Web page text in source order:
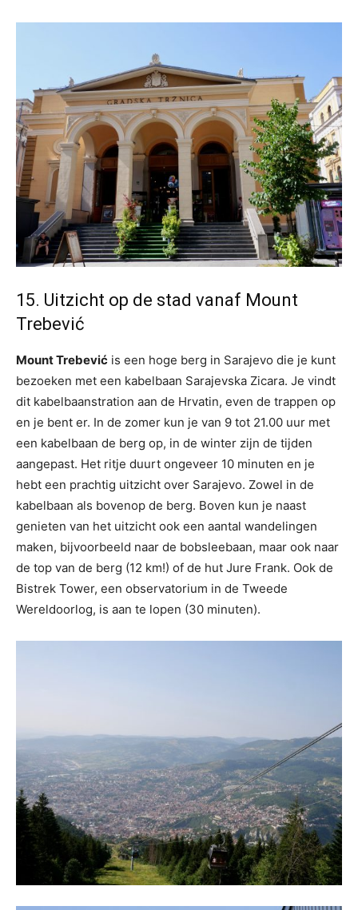
15. Uitzicht op de stad vanaf Mount
Trebević
Mount Trebević is een hoge berg in Sarajevo die je kunt
bezoeken met een kabelbaan Sarajevska Zicara. Je vindt
dit kabelbaanstration aan de Hrvatin, even de trappen op
en je bent er. In de zomer kun je van 9 tot 21.00 uur met
een kabelbaan de berg op, in de winter zijn de tijden
aangepast. Het ritje duurt ongeveer 10 minuten en je
hebt een prachtig uitzicht over Sarajevo. Zowel in de
kabelbaan als bovenop de berg. Boven kun je naast
genieten van het uitzicht ook een aantal wandelingen
maken, bijvoorbeeld naar de bobsleebaan, maar ook naar
de top van de berg (12 km!) of de hut Jure Frank. Ook de
Bistrek Tower, een observatorium in de Tweede
Wereldoorlog, is aan te lopen (30 minuten).